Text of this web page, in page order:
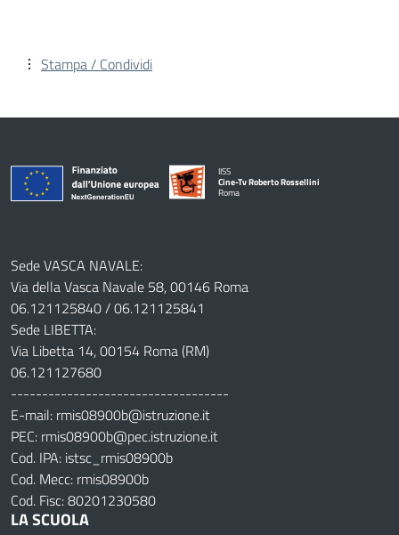
Stampa / Condividi
IISS
Cine-Tv Roberto Rossellini
Roma
Sede VASCA NAVALE:
Via della Vasca Navale 58, 00146 Roma
06.121125840 / 06.121125841
Sede LIBETTA:
Via Libetta 14, 00154 Roma (RM)
06.121127680
-----------------------------------
E-mail: rmis08900b@istruzione.it
PEC: rmis08900b@pec.istruzione.it
Cod. IPA: istsc_rmis08900b
Cod. Mecc: rmis08900b
Cod. Fisc: 80201230580
LA SCUOLA